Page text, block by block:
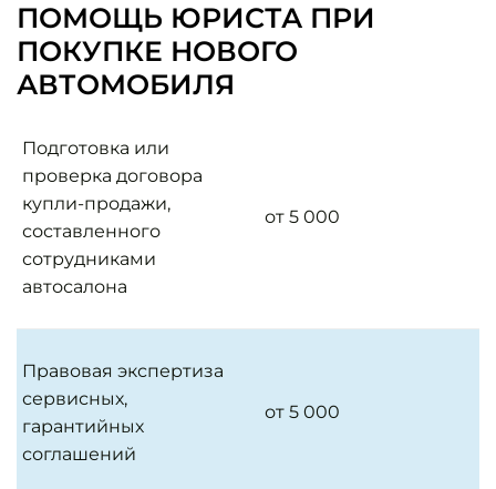
ПОМОЩЬ ЮРИСТА ПРИ
ПОКУПКЕ НОВОГО
АВТОМОБИЛЯ
Подготовка или
проверка договора
купли-продажи,
составленного
сотрудниками
автосалона
от 5 000
Правовая экспертиза
сервисных,
гарантийных
соглашений
от 5 000